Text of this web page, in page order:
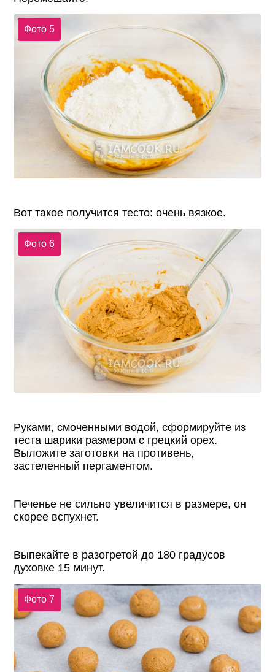
Фото 5
Вот такое получится тесто: очень вязкое.
Фото 6
Руками, смоченными водой, сформируйте из
теста шарики размером с грецкий орех.
Выложите заготовки на противень,
застеленный пергаментом.
Печенье не сильно увеличится в размере, он
скорее вспухнет.
Выпекайте в разогретой до 180 градусов
духовке 15 минут.
Фото 7